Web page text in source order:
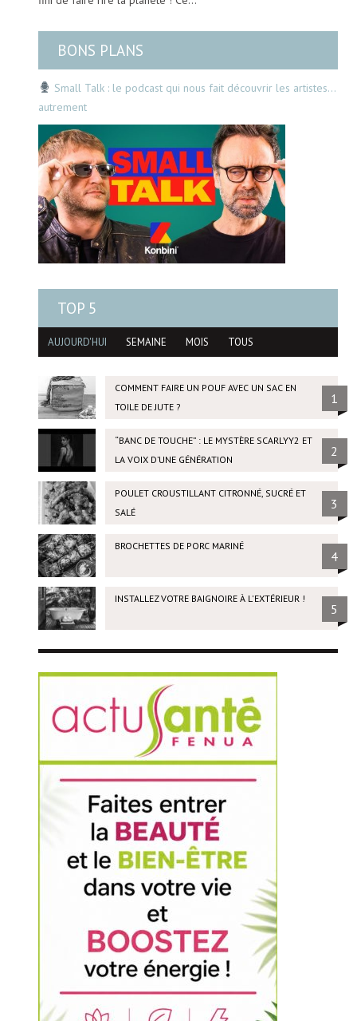
BONS PLANS
Small Talk : le podcast qui nous fait découvrir les artistes…
autrement
TOP 5
AUJOURD'HUI SEMAINE MOIS TOUS
COMMENT FAIRE UN POUF AVEC UN SAC EN
TOILE DE JUTE ?
1
“BANC DE TOUCHE” : LE MYSTÈRE SCARLYY2 ET
LA VOIX D’UNE GÉNÉRATION
2
POULET CROUSTILLANT CITRONNÉ, SUCRÉ ET
SALÉ
3
BROCHETTES DE PORC MARINÉ
4
INSTALLEZ VOTRE BAIGNOIRE À L'EXTÉRIEUR !
5